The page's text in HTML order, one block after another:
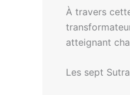
À travers
atteignant
Les sept